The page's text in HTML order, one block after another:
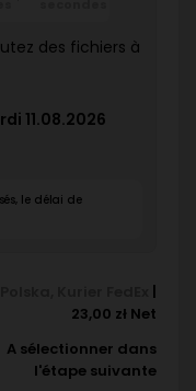
des fichiers à
11.08.2026
le délai de
|
23,00 zł Net
A sélectionner dans
l'étape suivante